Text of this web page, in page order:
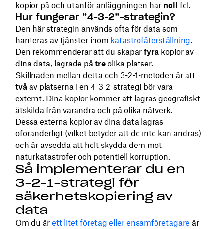
kopior på och utanför anläggningen har noll fel.
Hur fungerar ”4-3-2”-strategin?
Den här strategin används ofta för data som
hanteras av tjänster inom katastrofåterställning.
Den rekommenderar att du skapar fyra kopior av
dina data, lagrade på tre olika platser.
Skillnaden mellan detta och 3-2-1-metoden är att
två av platserna i en 4-3-2-strategi bör vara
externt. Dina kopior kommer att lagras geografiskt
åtskilda från varandra och på olika nätverk.
Dessa externa kopior av dina data lagras
oföränderligt (vilket betyder att de inte kan ändras)
och är avsedda att helt skydda dem mot
naturkatastrofer och potentiell korruption.
Så implementerar du en
3-2-1-strategi för
säkerhetskopiering av
data
Om du är ett litet företag eller ensamföretagare är